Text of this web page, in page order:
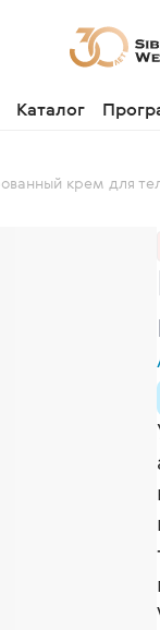
Каталог
крем для